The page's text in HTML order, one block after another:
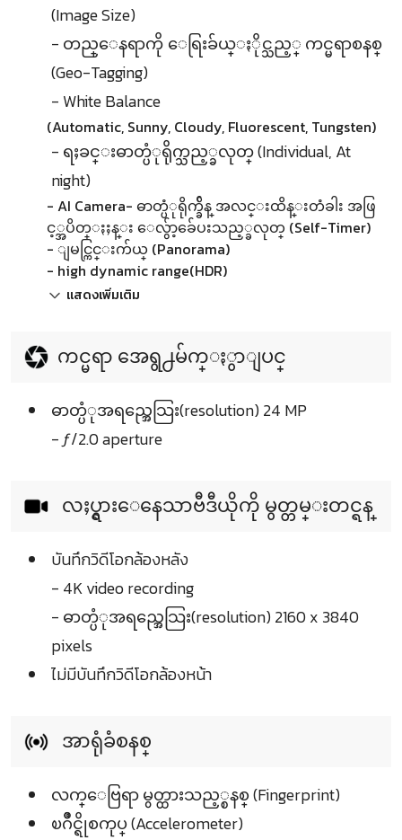
(Image Size)
- တည္ေနရာကို ေရြးခ်ယ္ႏိုင္သည့္ ကင္မရာစနစ္
(Geo-Tagging)
- White Balance
(Automatic, Sunny, Cloudy, Fluorescent, Tungsten)
- ရႈခင္းဓာတ္ပံုရိုက္သည့္ခလုတ္ (Individual, At
night)
- AI Camera- ဓာတ္ပံုရိုက္ခ်ိန္ အလင္းထိန္းတံခါး အဖြ
င့္အပိတ္ႏႈန္း ေလွ်ာ့ခ်ေပးသည့္ခလုတ္ (Self-Timer)
- ျမင္ကြင္းက်ယ္ (Panorama)
- high dynamic range(HDR)
แสดงเพิ่มเติม
ကင္မရာ အေရွ႕မ်က္ႏွာျပင္
ဓာတ္ပံုအရည္အေသြး(resolution) 24 MP
- ƒ/2.0 aperture
လႈပ္ရွားေနေသာဗီဒီယိုကို မွတ္တမ္းတင္ရန္
บันทึกวิดีโอกล้องหลัง
- 4K video recording
- ဓာတ္ပံုအရည္အေသြး(resolution) 2160 x 3840
pixels
ไม่มีบันทึกวิดีโอกล้องหน้า
အာရုံခံစနစ္
လက္ေဗြရာ မွတ္ထားသည့္စနစ္ (Fingerprint)
ၿဂိဳင္ရိုစကုပ္ (Accelerometer)